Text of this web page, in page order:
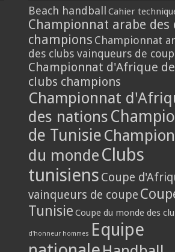
Beach handball Cahier
Championnat arabe des
champions Championnat
des clubs vainqueurs de
Championnat d'Afrique
clubs champions
Championnat
des nations
de Tunisie
du monde Clubs
tunisiens Coupe
vainqueurs de coupe
Tunisie Coupe du monde des
d'honneur hommes Equipe